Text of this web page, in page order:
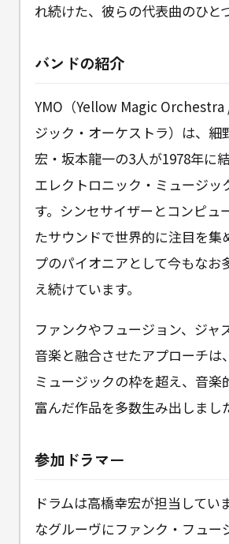
れ続けた、彼らの代表曲のひと
バンドの紹介
YMO（Yellow Magic Orchestra
ジック・オーケストラ）は、細
宏・坂本龍一の3人が1978年に
エレクトロニック・ミュージッ
す。シンセサイザーとコンピュ
たサウンドで世界的に注目を集
プのパイオニアとして今もなお
え続けています。
ファンクやフュージョン、ジャ
音楽と融合させたアプローチは
ミュージックの枠を超え、音楽
富んだ作品を多数生み出しまし
参加ドラマー
ドラムは高橋幸宏が担当してい
なグルーヴにファンク・フュー